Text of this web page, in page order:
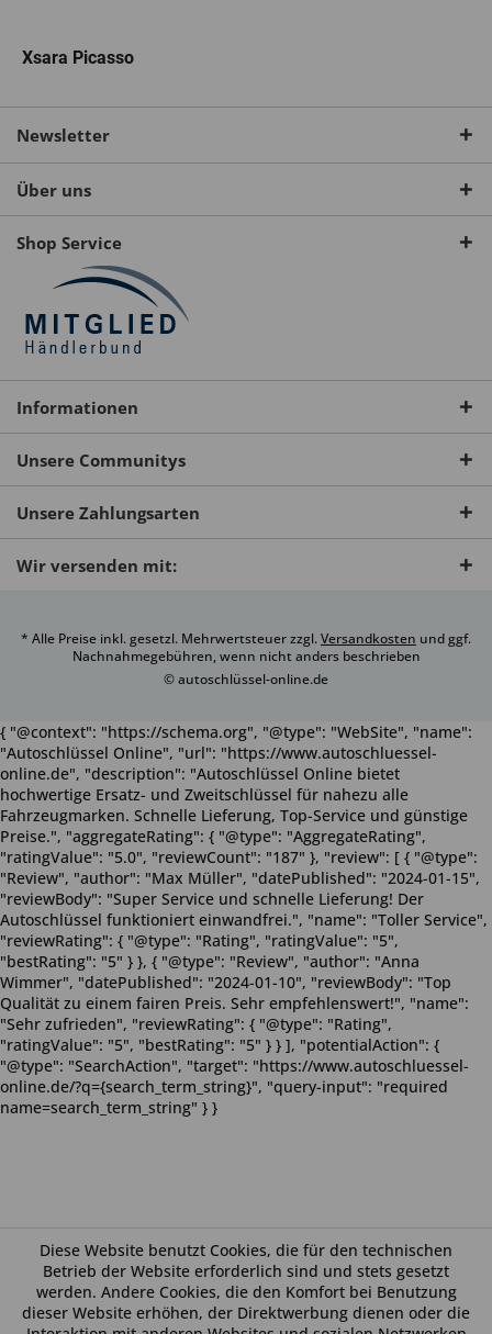
Xsara Picasso
Newsletter
Über uns
Shop Service
Informationen
Unsere Communitys
Unsere Zahlungsarten
Wir versenden mit:
* Alle Preise inkl. gesetzl. Mehrwertsteuer zzgl.Versandkosten und ggf.
Nachnahmegebühren, wenn nicht anders beschrieben
© autoschlüssel-online.de
Diese Website benutzt Cookies, die für den technischen
Betrieb der Website erforderlich sind und stets gesetzt
werden. Andere Cookies, die den Komfort bei Benutzung
dieser Website erhöhen, der Direktwerbung dienen oder die
{ "@context": "https://schema.org", "@type": "WebSite", "name":
"Autoschlüssel Online", "url": "https://www.autoschluessel-
online.de", "description": "Autoschlüssel Online bietet
hochwertige Ersatz- und Zweitschlüssel für nahezu alle
Fahrzeugmarken. Schnelle Lieferung, Top-Service und günstige
Preise.", "aggregateRating": { "@type": "AggregateRating",
"ratingValue": "5.0", "reviewCount": "187" }, "review": [ { "@type":
"Review", "author": "Max Müller", "datePublished": "2024-01-15",
"reviewBody": "Super Service und schnelle Lieferung! Der
Autoschlüssel funktioniert einwandfrei.", "name": "Toller Service",
"reviewRating": { "@type": "Rating", "ratingValue": "5",
"bestRating": "5" } }, { "@type": "Review", "author": "Anna
Wimmer", "datePublished": "2024-01-10", "reviewBody": "Top
Qualität zu einem fairen Preis. Sehr empfehlenswert!", "name":
"Sehr zufrieden", "reviewRating": { "@type": "Rating",
"ratingValue": "5", "bestRating": "5" } } ], "potentialAction": {
"@type": "SearchAction", "target": "https://www.autoschluessel-
online.de/?q={search_term_string}", "query-input": "required
name=search_term_string" } }